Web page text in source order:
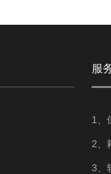
服
1、
2、
3、